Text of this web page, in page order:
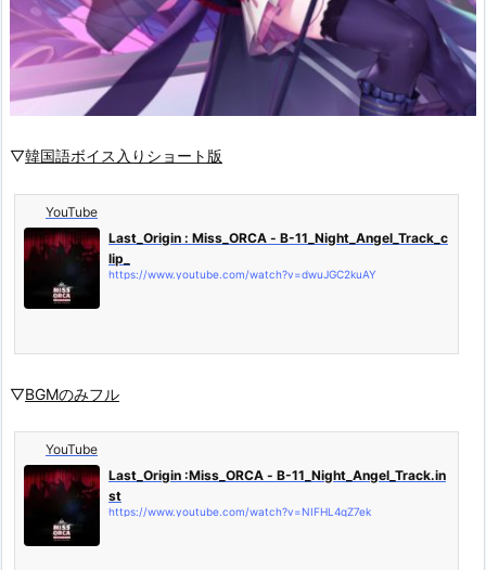
▽韓国語ボイス入りショート版
YouTube
Last_Origin : Miss_ORCA - B-11_Night_Angel_Track_c
lip_
https://www.youtube.com/watch?v=dwuJGC2kuAY
▽BGMのみフル
YouTube
Last_Origin :Miss_ORCA - B-11_Night_Angel_Track.in
st
https://www.youtube.com/watch?v=NIFHL4qZ7ek